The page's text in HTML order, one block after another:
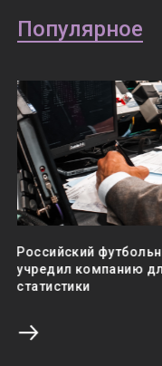
Популярное
Российский
учредил компанию
статистики